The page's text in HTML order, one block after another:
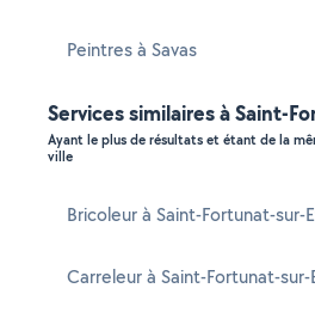
Peintres à Savas
Services similaires à Saint-
Ayant le plus de résultats et étant de la
ville
Bricoleur à Saint-Fortunat-sur-
Carreleur à Saint-Fortunat-sur-